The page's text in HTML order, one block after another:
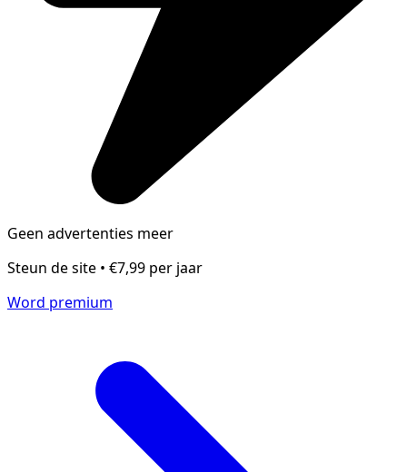
Geen advertenties meer
Steun de site • €7,99 per jaar
Word premium